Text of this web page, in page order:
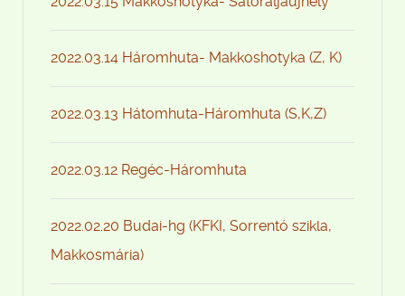
2022.03.14 Háromhuta- Makkoshotyka (Z, K)
2022.03.13 Hátomhuta-Háromhuta (S,K,Z)
2022.03.12 Regéc-Háromhuta
2022.02.20 Budai-hg (KFKI, Sorrentó szikla,
Makkosmária)